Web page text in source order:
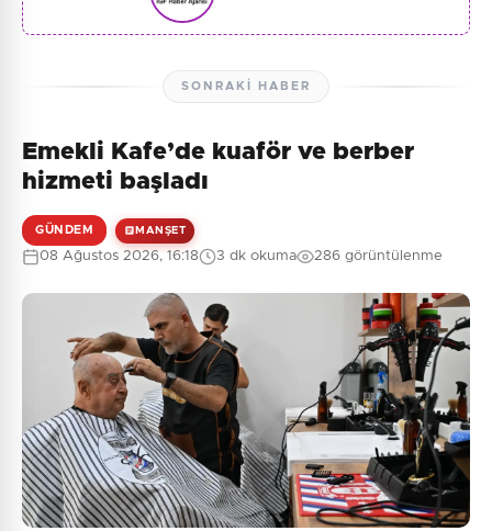
SONRAKI HABER
Emekli Kafe’de kuaför ve berber
hizmeti başladı
GÜNDEM MANŞET
08 Ağustos 2026, 16:18 3 dk okuma 286 görüntülenme